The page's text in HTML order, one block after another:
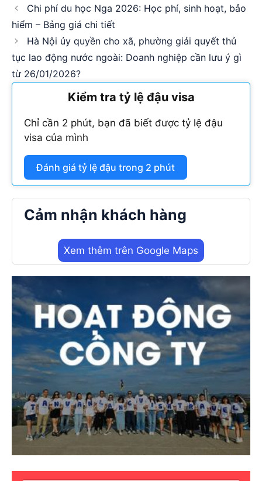
Chi phí du học Nga 2026: Học phí, sinh hoạt, bảo
hiểm – Bảng giá chi tiết
Hà Nội ủy quyền cho xã, phường giải quyết thủ
tục lao động nước ngoài: Doanh nghiệp cần lưu ý gì
từ 26/01/2026?
Kiểm tra tỷ lệ đậu visa
Chỉ cần 2 phút, bạn đã biết được tỷ lệ đậu
visa của mình
Đánh giá tỷ lệ đậu trong 2 phút
Cảm nhận khách hàng
Xem thêm trên Google Maps